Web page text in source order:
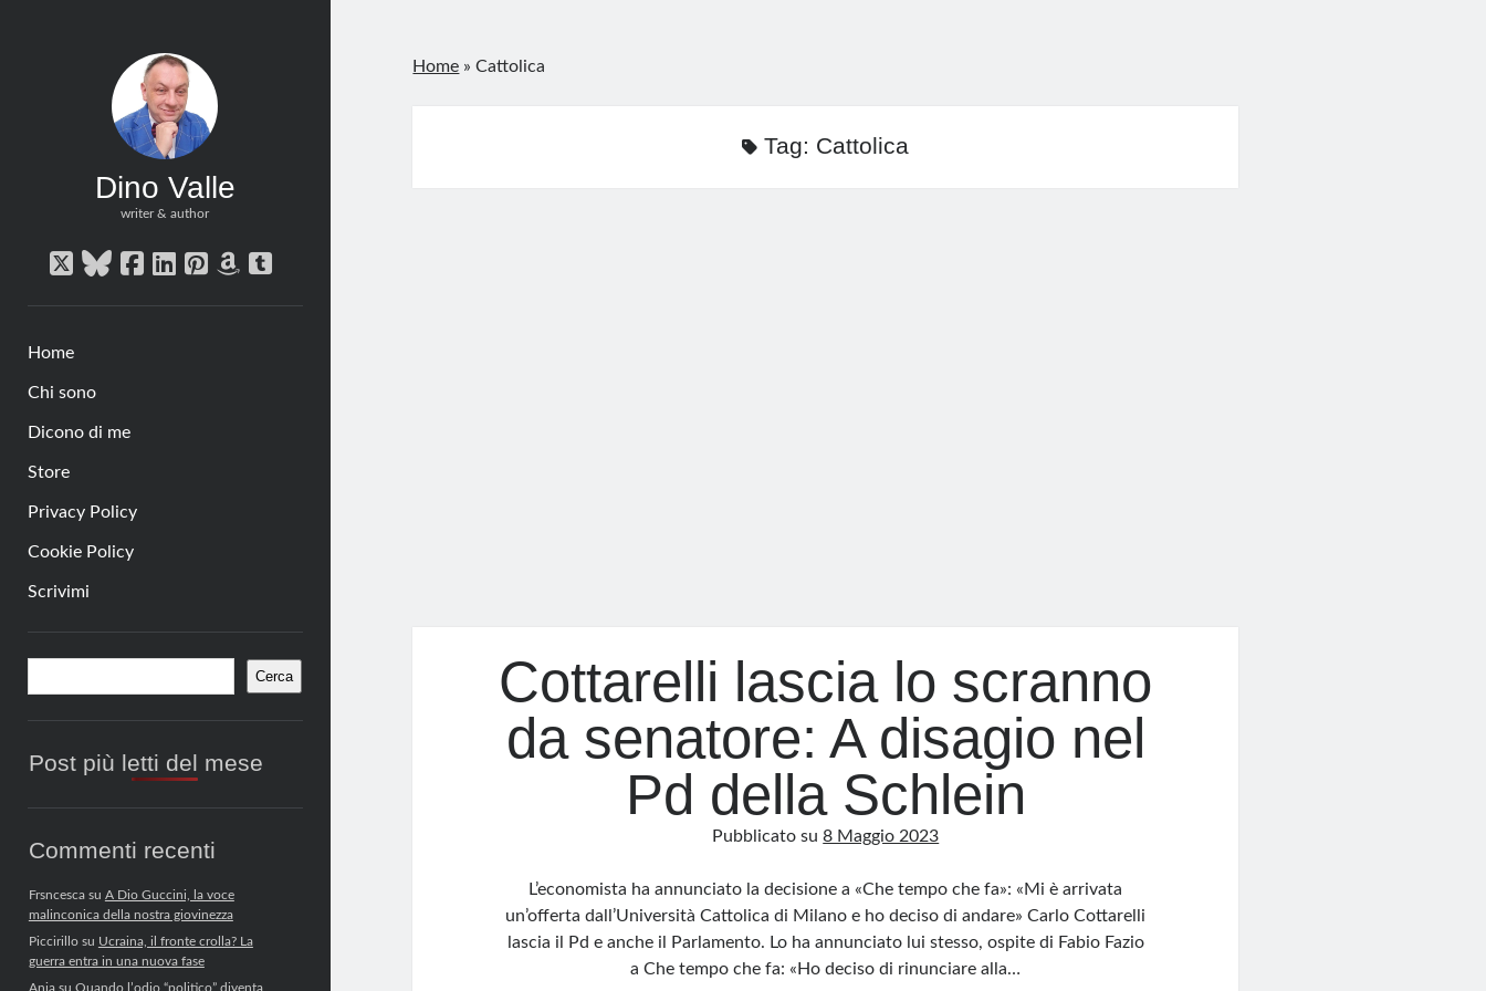
Dino Valle
writer & author
twitterbluesky
facebook
linkedin
pinterest
amazon
tumblr
Home
Chi sono
Dicono di me
Store
Privacy Policy
Cookie Policy
Scrivimi
Barra
laterale
Cerca
Post più letti del mese
Commenti recenti
Frsncescasu A Dio Guccini, la voce
malinconica della nostra giovinezza
Piccirillosu Ucraina, il fronte crolla? La
guerra entra in una nuova fase
Anjasu Quando l’odio “politico” diventa
Home »Cattolica
Tag: Cattolica
Cottarelli lascia lo scranno
da senatore: A disagio nel
Pd della Schlein
Pubblicato su8 Maggio 2023
L’economista ha annunciato la decisione a «Che tempo che fa»: «Mi è arrivata
un’offerta dall’Università Cattolica di Milano e ho deciso di andare» Carlo Cottarelli
lascia il Pd e anche il Parlamento. Lo ha annunciato lui stesso, ospite di Fabio Fazio
a Che tempo che fa: «Ho deciso di rinunciare alla…